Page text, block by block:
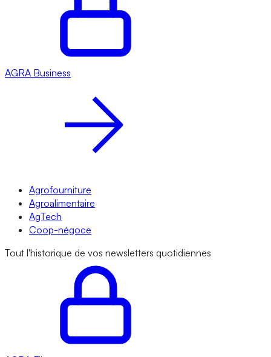
AGRA Business
Agrofourniture
Agroalimentaire
AgTech
Coop-négoce
Tout l'historique de vos newsletters quotidiennes